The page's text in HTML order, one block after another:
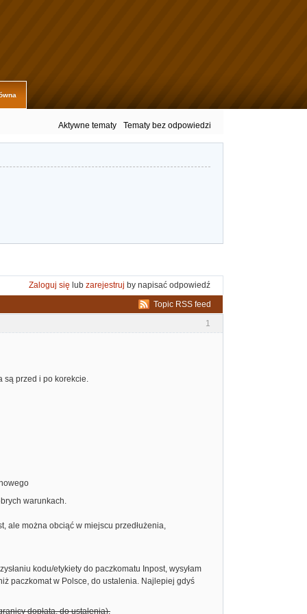
Aktywne tematy Tematy bez odpowiedzi
Zaloguj się lub zarejestruj by napisać odpowiedź
Topic RSS feed
1
są przed i po korekcie.
warunkach.
ale można obciąć w miejscu przedłużenia,
kodu/etykiety do paczkomatu Inpost, wysyłam
paczkomat w Polsce, do ustalenia. Najlepiej gdyś
dopłata, do ustalenia).